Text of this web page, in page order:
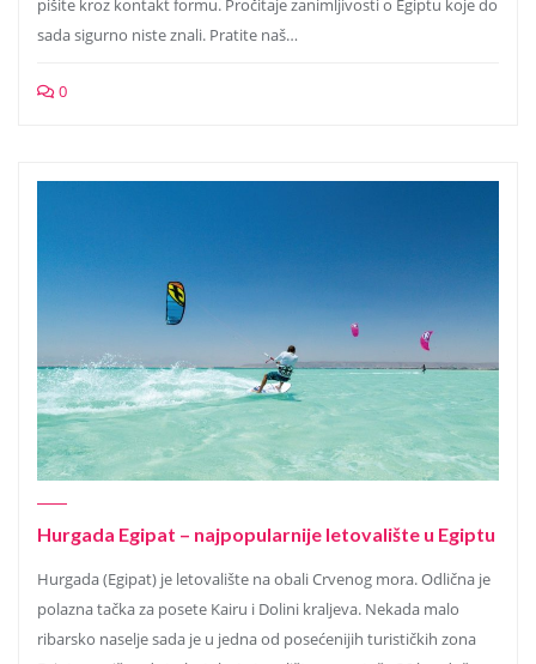
pišite kroz kontakt formu. Pročitaje zanimljivosti o Egiptu koje do
sada sigurno niste znali. Pratite naš…
0
Hurgada Egipat – najpopularnije letovalište u Egiptu
Hurgada (Egipat) je letovalište na obali Crvenog mora. Odlična je
polazna tačka za posete Kairu i Dolini kraljeva. Nekada malo
ribarsko naselje sada je u jedna od posećenijih turističkih zona